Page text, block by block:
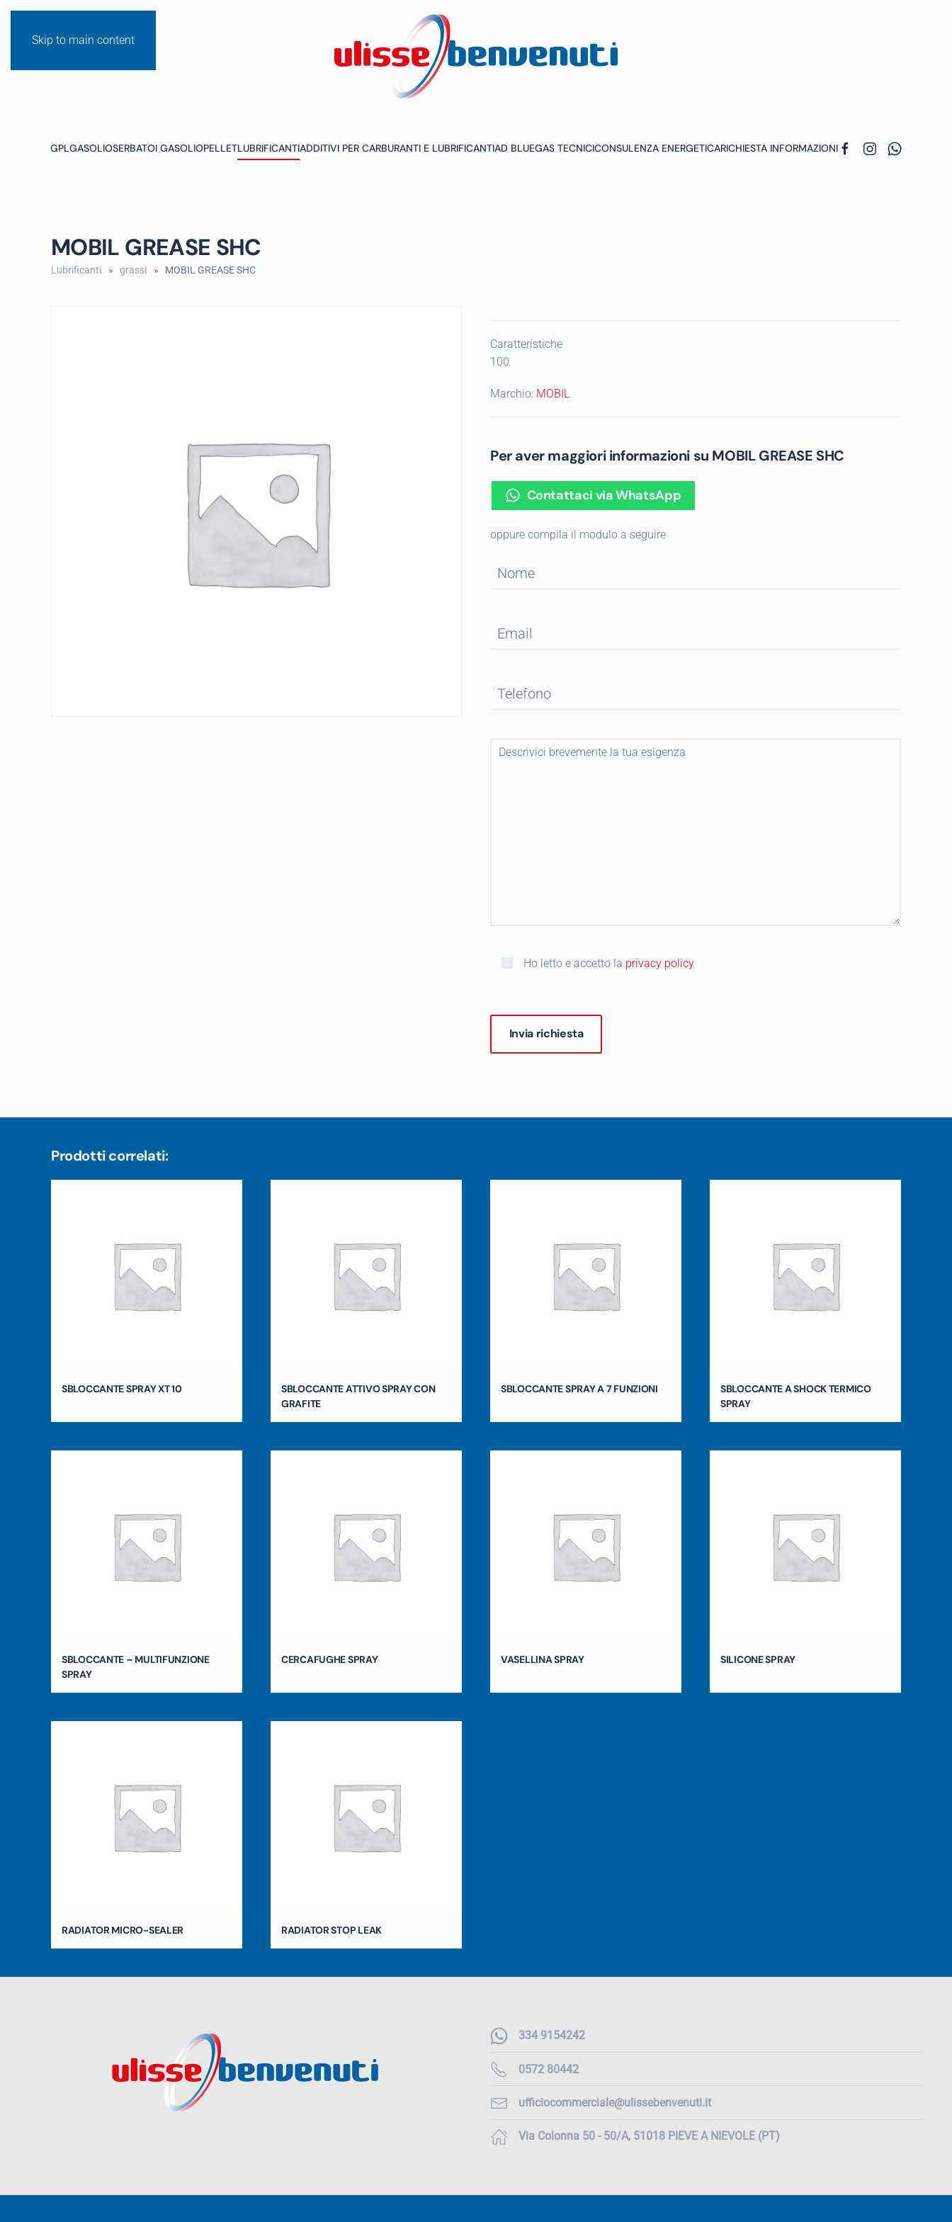
Skip to main content
GPLGASOLIOSERBATOI GASOLIOPELLETLUBRIFICANTIADDITIVI PER CARBURANTI E LUBRIFICANTIAD BLUEGAS TECNICICONSULENZA ENERGETICARICHIESTA INFORMAZIONI
MOBIL GREASE SHC
Lubrificanti grassi MOBIL GREASE SHC
Caratteristiche
100
Marchio: MOBIL
Per aver maggiori informazioni su MOBIL GREASE SHC
Contattaci via WhatsApp
oppure compila il modulo a seguire
Ho letto e accetto la privacy policy
Prodotti correlati:
SBLOCCANTE SPRAY XT 10
SBLOCCANTE ATTIVO SPRAY CON
GRAFITE
SBLOCCANTE SPRAY A 7 FUNZIONI
SBLOCCANTE A SHOCK TERMICO
SPRAY
SBLOCCANTE – MULTIFUNZIONE
SPRAY
CERCAFUGHE SPRAY VASELLINA SPRAY SILICONE SPRAY
RADIATOR MICRO-SEALER RADIATOR STOP LEAK
334 9154242
0572 80442
ufficiocommerciale@ulissebenvenuti.it
Via Colonna 50 - 50/A, 51018 PIEVE A NIEVOLE (PT)